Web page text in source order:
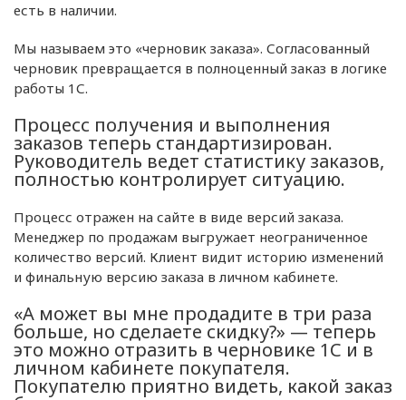
есть в наличии.
Мы называем это «черновик заказа». Согласованный
черновик превращается в полноценный заказ в логике
работы 1С.
Процесс получения и выполнения
заказов теперь стандартизирован.
Руководитель ведет статистику заказов,
полностью контролирует ситуацию.
Процесс отражен на сайте в виде версий заказа.
Менеджер по продажам выгружает неограниченное
количество версий. Клиент видит историю изменений
и финальную версию заказа в личном кабинете.
«А может вы мне продадите в три раза
больше, но сделаете скидку?» — теперь
это можно отразить в черновике 1С и в
личном кабинете покупателя.
Покупателю приятно видеть, какой заказ